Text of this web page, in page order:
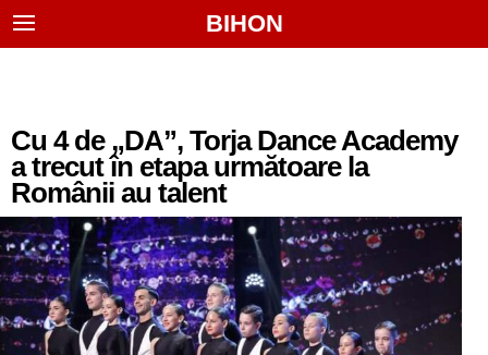
BIHON
Cu 4 de „DA”, Torja Dance Academy
a trecut în etapa următoare la
Românii au talent